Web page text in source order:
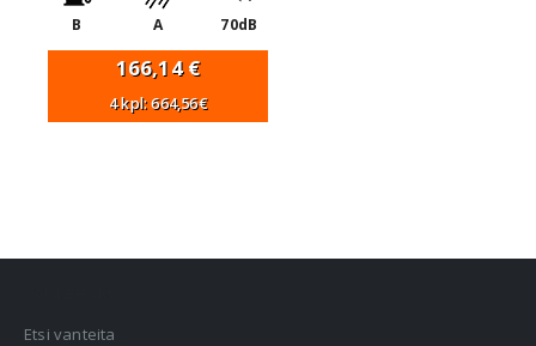
B A 70dB
166,14€
4 kpl: 664,56€
Etsi vanteita